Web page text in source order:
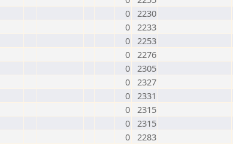
0 2230
0 2233
0 2253
0 2276
0 2305
0 2327
0 2331
0 2315
0 2315
0 2283